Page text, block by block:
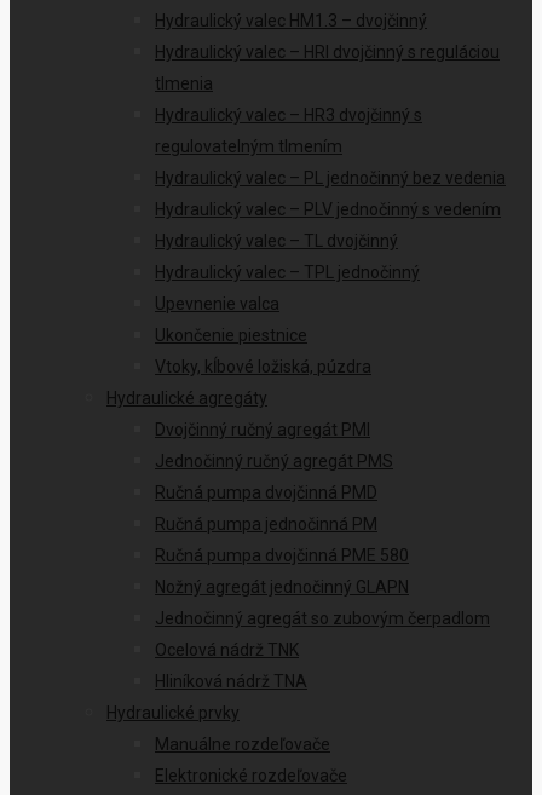
Hydraulický valec HM1.3 – dvojčinný
Hydraulický valec – HRI dvojčinný s reguláciou
tlmenia
Hydraulický valec – HR3 dvojčinný s
regulovatelným tlmením
Hydraulický valec – PL jednočinný bez vedenia
Hydraulický valec – PLV jednočinný s vedením
Hydraulický valec – TL dvojčinný
Hydraulický valec – TPL jednočinný
Upevnenie valca
Ukončenie piestnice
Vtoky, kĺbové ložiská, púzdra
Hydraulické agregáty
Dvojčinný ručný agregát PMI
Jednočinný ručný agregát PMS
Ručná pumpa dvojčinná PMD
Ručná pumpa jednočinná PM
Ručná pumpa dvojčinná PME 580
Nožný agregát jednočinný GLAPN
Jednočinný agregát so zubovým čerpadlom
Ocelová nádrž TNK
Hliníková nádrž TNA
Hydraulické prvky
Manuálne rozdeľovače
Elektronické rozdeľovače